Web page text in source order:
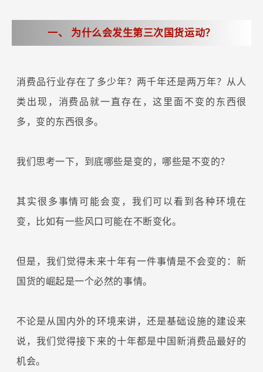
一、 为什么会发生第三次国货运动？
消费品行业存在了多少年？两千年还是两万年？从人
类出现，消费品就一直存在，这里面不变的东西很
多，变的东西很多。
我们思考一下，到底哪些是变的，哪些是不变的？
其实很多事情可能会变，我们可以看到各种环境在
变，比如有一些风口可能在不断变化。
但是，我们觉得未来十年有一件事情是不会变的：新
国货的崛起是一个必然的事情。
不论是从国内外的环境来讲，还是基础设施的建设来
说，我们觉得接下来的十年都是中国新消费品最好的
机会。